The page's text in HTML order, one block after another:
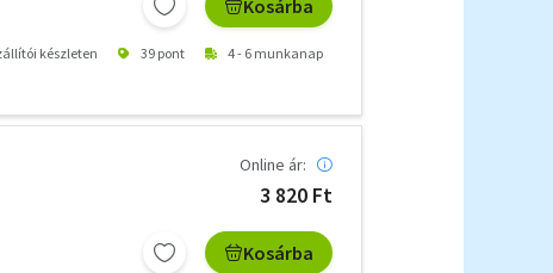
Kosárba
készleten 39 pont 4 - 6 munkanap
Online ár:
3 820 Ft
Kosárba